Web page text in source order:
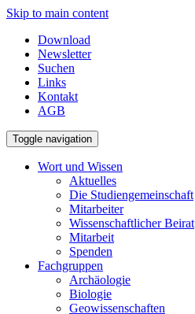
Skip to main content
Download
Newsletter
Suchen
Links
Kontakt
AGB
Toggle navigation
Wort und Wissen
Aktuelles
Die Studiengemeinschaft
Mitarbeiter
Wissenschaftlicher Beirat
Mitarbeit
Spenden
Fachgruppen
Archäologie
Biologie
Geowissenschaften